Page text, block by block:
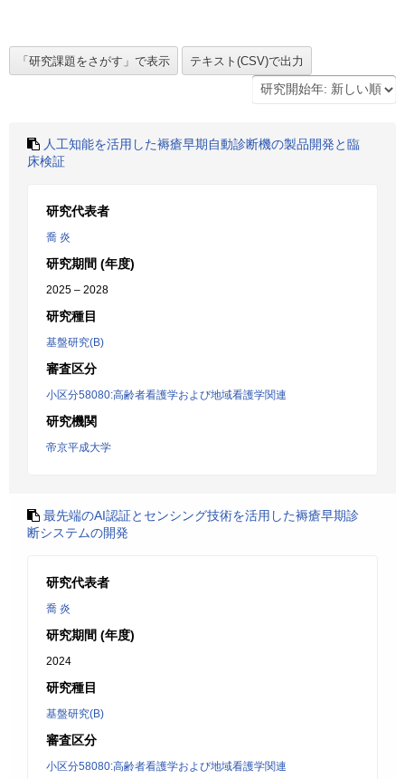
人工知能を活用した褥瘡早期自動診断機の製品開発と臨
床検証
研究代表者
喬 炎
研究期間 (年度)
2025 – 2028
研究種目
基盤研究(B)
審査区分
小区分58080:高齢者看護学および地域看護学関連
研究機関
帝京平成大学
最先端のAI認証とセンシング技術を活用した褥瘡早期診
断システムの開発
研究代表者
喬 炎
研究期間 (年度)
2024
研究種目
基盤研究(B)
審査区分
小区分58080:高齢者看護学および地域看護学関連